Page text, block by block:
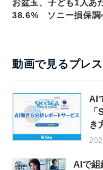
お盆玉、子ども1人
38.6% ソニー損保調
動画で見るプレ
AI
き
AIで組